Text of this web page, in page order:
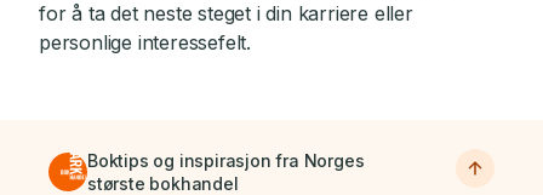
for å ta det neste steget i din karriere eller
personlige interessefelt.
Boktips og inspirasjon fra Norges
største bokhandel